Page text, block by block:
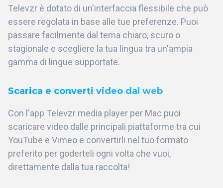
Televzr è dotato di un'interfaccia flessibile che può
essere regolata in base alle tue preferenze. Puoi
passare facilmente dal tema chiaro, scuro o
stagionale e scegliere la tua lingua tra un'ampia
gamma di lingue supportate.
Scarica e converti video dal web
Con l'app Televzr media player per Mac puoi
scaricare video dalle principali piattaforme tra cui
YouTube e Vimeo e convertirli nel tuo formato
preferito per goderteli ogni volta che vuoi,
direttamente dalla tua raccolta!